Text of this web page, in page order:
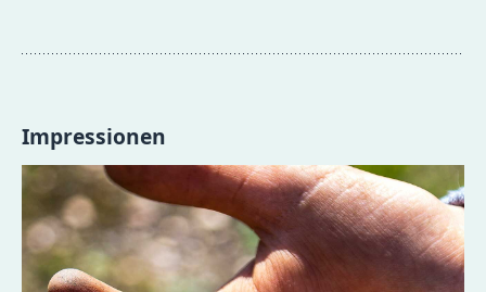
Impressionen